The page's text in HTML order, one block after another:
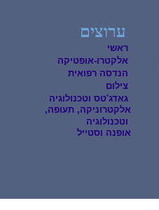
ערוצים
ראשי
אלקטרו-אופטיקה
הנדסה רפואית
צילום
גאדג'טס וטכנולוגיה
אלקטרוניקה, תעופה,
וטכנולוגיה
אופנה וסטייל